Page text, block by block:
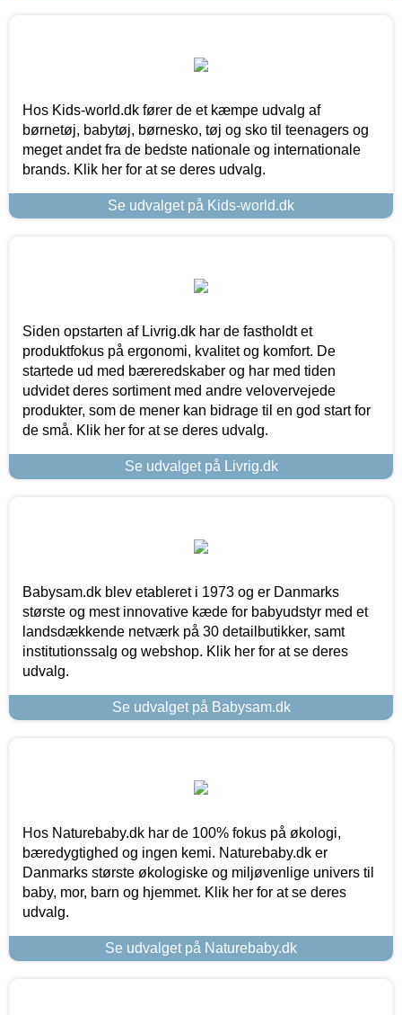
Hos Kids-world.dk fører de et kæmpe udvalg af
børnetøj, babytøj, børnesko, tøj og sko til teenagers og
meget andet fra de bedste nationale og internationale
brands. Klik her for at se deres udvalg.
Se udvalget på Kids-world.dk
Siden opstarten af Livrig.dk har de fastholdt et
produktfokus på ergonomi, kvalitet og komfort. De
startede ud med bæreredskaber og har med tiden
udvidet deres sortiment med andre velovervejede
produkter, som de mener kan bidrage til en god start for
de små. Klik her for at se deres udvalg.
Se udvalget på Livrig.dk
Babysam.dk blev etableret i 1973 og er Danmarks
største og mest innovative kæde for babyudstyr med et
landsdækkende netværk på 30 detailbutikker, samt
institutionssalg og webshop. Klik her for at se deres
udvalg.
Se udvalget på Babysam.dk
Hos Naturebaby.dk har de 100% fokus på økologi,
bæredygtighed og ingen kemi. Naturebaby.dk er
Danmarks største økologiske og miljøvenlige univers til
baby, mor, barn og hjemmet. Klik her for at se deres
udvalg.
Se udvalget på Naturebaby.dk